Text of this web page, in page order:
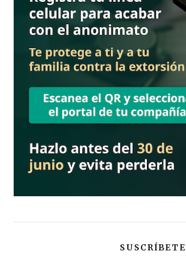
SUSCRÍBETE